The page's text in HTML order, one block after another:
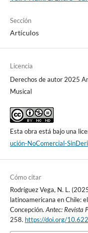
Sección
Artículos
Licencia
Derechos de autor 2025
Musical
Esta obra está bajo una
ución-NoComercial-
Cómo citar
Rodríguez Vega, N. L.
latinoamericana en Chile:
Concepción. Antec: Revista
258. https://doi.org/